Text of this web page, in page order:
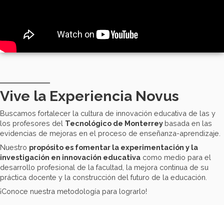
Vive la Experiencia Novus
Buscamos fortalecer la cultura de innovación educativa de las y
los profesores del Tecnológico de Monterrey basada en las
evidencias de mejoras en el proceso de enseñanza-aprendizaje.
Nuestro propósito es fomentar la experimentación y la
investigación en innovación educativa como medio para el
desarrollo profesional de la facultad, la mejora continua de su
práctica docente y la construcción del futuro de la educación.
¡Conoce nuestra metodología para lograrlo!